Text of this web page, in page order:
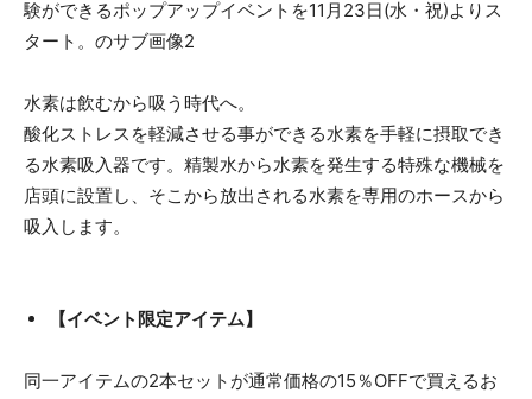
水素は飲むから吸う時代へ。
酸化ストレスを軽減させる事ができる水素を手軽に摂取でき
る水素吸入器です。精製水から水素を発生する特殊な機械を
店頭に設置し、そこから放出される水素を専用のホースから
吸入します。
【イベント限定アイテム】
同一アイテムの2本セットが通常価格の15％OFFで買えるお